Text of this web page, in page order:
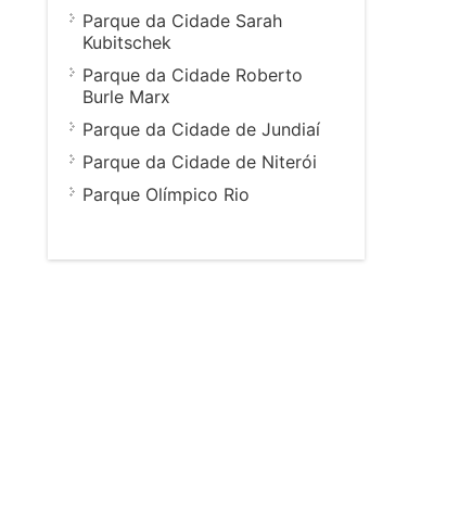
Parque da Cidade Sarah
Kubitschek
Parque da Cidade Roberto
Burle Marx
Parque da Cidade de Jundiaí
Parque da Cidade de Niterói
Parque Olímpico Rio